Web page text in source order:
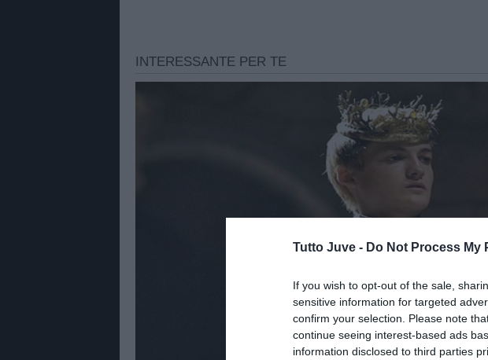
Tutto Juve - Do Not Process My
If you wish to opt-out of the sale,
sensitive information for targeted
confirm your selection. Please note
continue seeing interest-based ads
information disclosed to third parties